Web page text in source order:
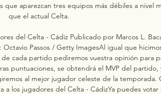
que aparezcan tres equipos más débiles a nivel
que el actual Celta.
del Celta - Cádiz Publicado por Marcos L.
Octavio Passos / Getty ImagesAl igual que
cada partido pediremos vuestra opinión para
puntuaciones, se obtendrá el MVP del partido,
al mejor jugador celeste de la temporada.
a los jugadores del Celta - CádizYa puedes votar